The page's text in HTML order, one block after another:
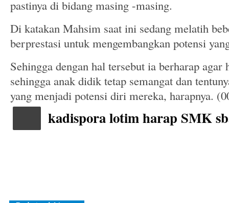
pastinya di bidang masing -masing.
Di katakan Mahsim saat ini sedang melatih
berprestasi untuk mengembangkan potensi
Sehingga dengan hal tersebut ia berharap
sehingga anak didik tetap semangat dan
yang menjadi potensi diri mereka, harapnya.
kadispora lotim harap SMK